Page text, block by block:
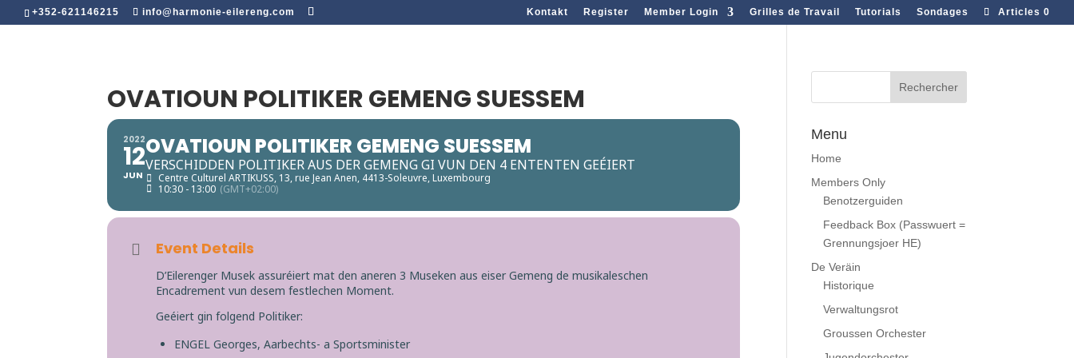
+352-621146215 info@harmonie-eilereng.com Kontakt Register Member Login Grilles de Travail Tutorials Sondages Articles 0
OVATIOUN POLITIKER GEMENG SUESSEM
2022
12
JUN
OVATIOUN POLITIKER GEMENG SUESSEM
VERSCHIDDEN POLITIKER AUS DER GEMENG GI VUN DEN 4 ENTENTEN GEÉIERT
Centre Culturel ARTIKUSS, 13, rue Jean Anen, 4413-Soleuvre, Luxembourg
10:30 - 13:00 (GMT+02:00)
Event Details
D’Eilerenger Musek assuréiert mat den aneren 3 Museken aus eiser Gemeng de musikaleschen
Encadrement vun desem festlechen Moment.
Geéiert gin folgend Politiker:
ENGEL Georges, Aarbechts- a Sportsminister
Menu
Home
Members Only
Benotzerguiden
Feedback Box (Passwuert =
Grennungsjoer HE)
De Veräin
Historique
Verwaltungsrot
Groussen Orchester